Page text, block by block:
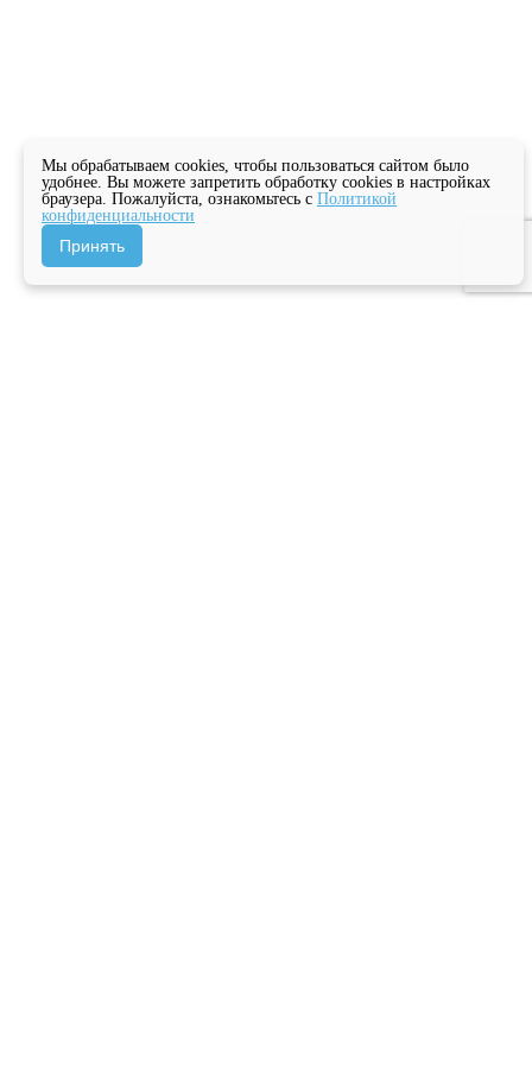
Мы обрабатываем cookies, чтобы пользоваться сайтом было
удобнее. Вы можете запретить обработку cookies в настройках
браузера. Пожалуйста, ознакомьтесь с Политикой
конфиденциальности
Принять